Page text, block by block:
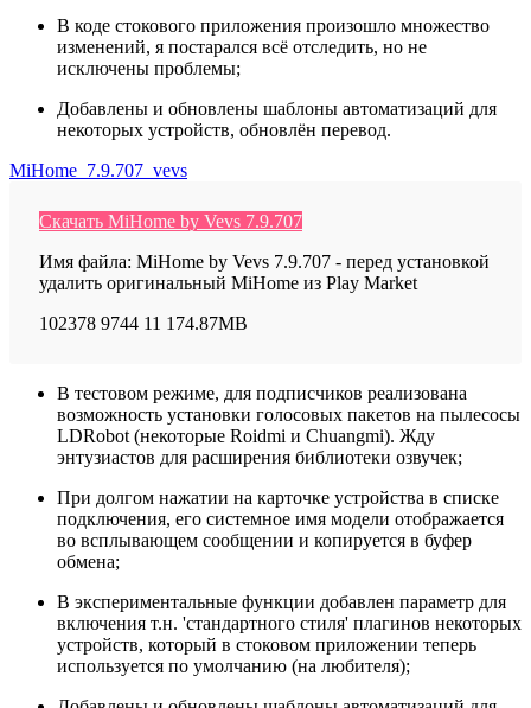
В коде стокового приложения произошло множество
изменений, я постарался всё отследить, но не
исключены проблемы;
Добавлены и обновлены шаблоны автоматизаций для
некоторых устройств, обновлён перевод.
MiHome_7.9.707_vevs
Скачать MiHome by Vevs 7.9.707
Имя файла: MiHome by Vevs 7.9.707 - перед установкой
удалить оригинальный MiHome из Play Market
102378 9744 11 174.87MB
В тестовом режиме, для подписчиков реализована
возможность установки голосовых пакетов на пылесосы
LDRobot (некоторые Roidmi и Chuangmi). Жду
энтузиастов для расширения библиотеки озвучек;
При долгом нажатии на карточке устройства в списке
подключения, его системное имя модели отображается
во всплывающем сообщении и копируется в буфер
обмена;
В экспериментальные функции добавлен параметр для
включения т.н. 'стандартного стиля' плагинов некоторых
устройств, который в стоковом приложении теперь
используется по умолчанию (на любителя);